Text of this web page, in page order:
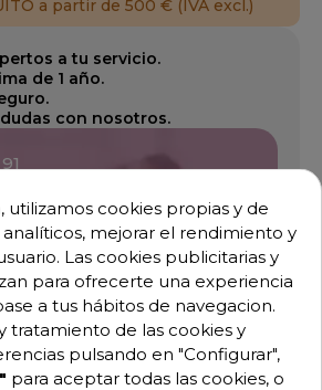
a partir de 500 € (IVA excl.)
a tu servicio.
de 1 año.
con nosotros.
Hablemos
tu presupuesto
utilizamos cookies propias y de
mejorar el rendimiento y
Las cookies publicitarias y
para ofrecerte una experiencia
a tus hábitos de navegacion.
tratamiento de las cookies y
pulsando en "Configurar",
para aceptar todas las cookies, o